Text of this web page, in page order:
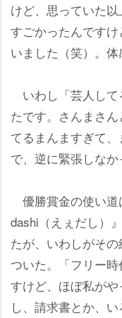
けど、思っていた
すごかったんです
いました（笑）。体
いわし「芸人して
たです。さんまさ
てるまんますぎて
で、逆に緊張しなか
優勝賞金の使い道
dashi（えぇだし）
たが、いわしがそ
ついた。「フリー
すけど、ほぼ私が
し、請求書とか、